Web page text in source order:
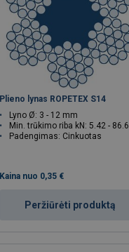
Plieno lynas ROPETEX S14
Lyno Ø: 3 - 12 mm
Min. trūkimo riba kN: 5.42 - 86.6
Padengimas: Cinkuotas
Kaina nuo 0,35 €
Peržiūrėti produktą